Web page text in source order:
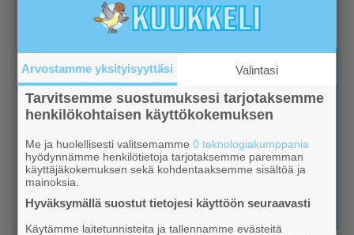
Arvostamme yksityisyyttäsi Valintasi
Tarvitsemme suostumuksesi tarjotaksemme
henkilökohtaisen käyttökokemuksen
Me ja huolellisesti valitsemamme0 teknologiakumppania
hyödynnämme henkilötietoja tarjotaksemme paremman
käyttäjäkokemuksen sekä kohdentaaksemme sisältöä ja
mainoksia.
Hyväksymällä suostut tietojesi käyttöön seuraavasti
Käytämme laitetunnisteita ja tallennamme evästeitä